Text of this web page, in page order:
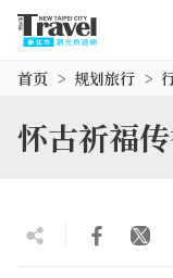
首页 规划旅行
怀古祈福